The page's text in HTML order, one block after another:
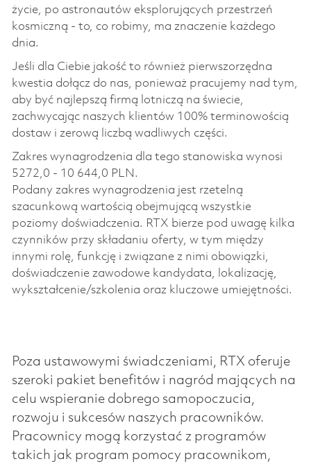
życie, po astronautów eksplorujących przestrzeń
kosmiczną - to, co robimy, ma znaczenie każdego
dnia.
Jeśli dla Ciebie jakość to również pierwszorzędna
kwestia dołącz do nas, ponieważ pracujemy nad tym,
aby być najlepszą firmą lotniczą na świecie,
zachwycając naszych klientów 100% terminowością
dostaw i zerową liczbą wadliwych części.
Zakres wynagrodzenia dla tego stanowiska wynosi
5272,0 - 10 644,0 PLN.
Podany zakres wynagrodzenia jest rzetelną
szacunkową wartością obejmującą wszystkie
poziomy doświadczenia. RTX bierze pod uwagę kilka
czynników przy składaniu oferty, w tym między
innymi rolę, funkcję i związane z nimi obowiązki,
doświadczenie zawodowe kandydata, lokalizację,
wykształcenie/szkolenia oraz kluczowe umiejętności.
Poza ustawowymi świadczeniami, RTX oferuje
szeroki pakiet benefitów i nagród mających na
celu wspieranie dobrego samopoczucia,
rozwoju i sukcesów naszych pracowników.
Pracownicy mogą korzystać z programów
takich jak program pomocy pracownikom,